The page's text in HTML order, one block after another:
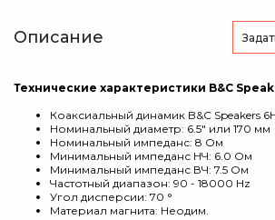
Описание
Технические характеристики B&C
Коаксиальный динамик B&C Speakers
Номинальный диаметр: 6.5" или 170 мм
Номинальный импеданс: 8 Ом
Минимальный импеданс НЧ: 6.0 Ом
Минимальный импеданс ВЧ: 7.5 Ом
Частотный диапазон: 90 - 18000 Hz
Угол дисперсии: 70 °
Материал магнита: Неодим.